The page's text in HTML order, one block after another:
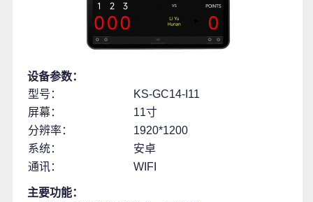
设备参数：
型号：
KS-GC14-I11
屏幕：
11寸
分辨率：
1920*1200
系统：
安卓
通讯：
WIFI
主要功能：